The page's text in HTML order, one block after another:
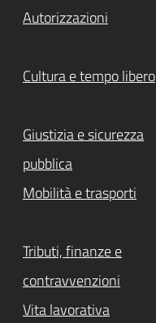
Autorizzazioni
Cultura e tempo libero
Giustizia e sicurezza
pubblica
Mobilità e trasporti
Tributi, finanze e
contravvenzioni
Vita lavorativa